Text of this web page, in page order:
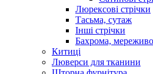
Люрексові стрічки
Тасьма, сутаж
Інші стрічки
Бахрома, мереживо
Китиці
Люверси для тканини